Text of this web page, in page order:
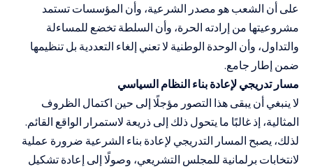
على أن الشعب هو مصدر الشرعية، وأن المؤسسات تستمد
مشروعيتها من إرادته الحرة، وأن السلطة تخضع للمساءلة
والتداول، وأن الوحدة الوطنية لا تعني إلغاء التعددية بل تنظيمها
ضمن إطار جامع.
مسار تدريجي لإعادة بناء النظام السياسي
لا ينبغي أن يبقى هذا التصور مؤجلًا إلى حين اكتمال الظروف
المثالية، إذ غالبًا ما يتحول ذلك إلى ذريعة لاستمرار الواقع القائم.
لذلك، يصبح المسار التدريجي لإعادة بناء الشرعية ضرورة عملية
لانتخابات برلمانية للمجلس التشريعي، وصولًا إلى إعادة تشكيل